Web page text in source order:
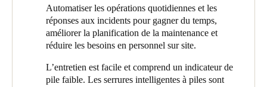
personnel sur leur médaillon connecté lorsqu’ils sont présentés, a
déclaré M. Zoons. Quand les médaillons sont ensuite utilisés
dans les serrures intelligentes autonomes du bâtiment, seules les
personnes autorisées peuvent entrer dans les zones qui leur sont
contrôle total et d’une sécurité 24 h/24, 7 j/7. Le système est
facile à utiliser et rend la gestion quotidienne de l’installation
Automatiser les opérations quotidiennes et les
réponses aux incidents pour gagner du temps,
améliorer la planification de la maintenance et
réduire les besoins en personnel sur site.
L’entretien est facile et comprend un indicateur de
pile faible. Les serrures intelligentes à piles sont